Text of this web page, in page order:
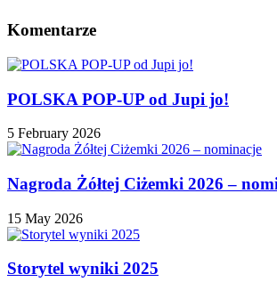
Komentarze
POLSKA POP-UP od Jupi jo!
5 February 2026
Nagroda Żółtej Ciżemki 2026 –
15 May 2026
Storytel wyniki 2025